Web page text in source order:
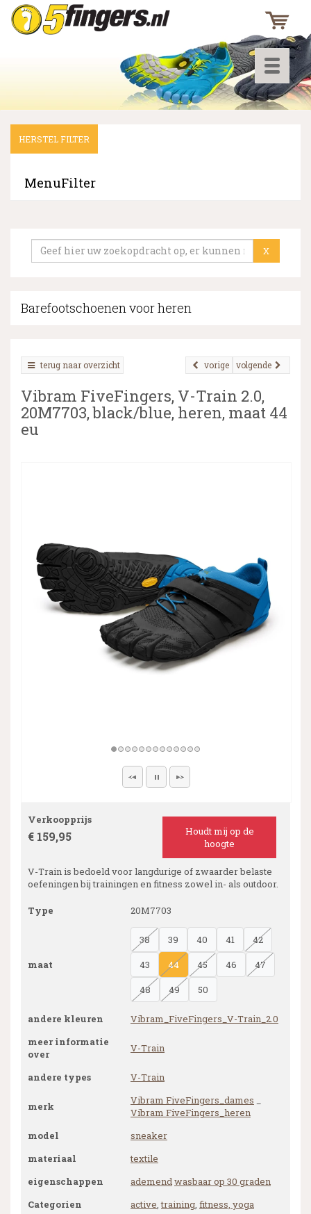
Toggle
▼
▼
HERSTEL FILTER
MenuFilter
X
Barefootschoenen voor heren
terug naar overzicht volgende
vorige
Vibram FiveFingers, V-Train 2.0,
20M7703, black/blue, heren, maat 44
eu
Verkoopprijs
€ 159,95
Houdt mij op de
hoogte
V-Train is bedoeld voor langdurige of zwaarder belaste
oefeningen bij trainingen en fitness zowel in- als outdoor.
Type 20M7703
maat
38 39 40 41
42
43
44 45 46
47
48
49 50
andere kleuren
Vibram_FiveFingers_V-Train_2.0
meer informatie
over
V-Train
andere types V-Train
merk Vibram FiveFingers_dames
Vibram FiveFingers_heren
model
sneaker
materiaal
textile
eigenschappen
ademendwasbaar op 30 graden
Categorien
active,training, fitness, yoga